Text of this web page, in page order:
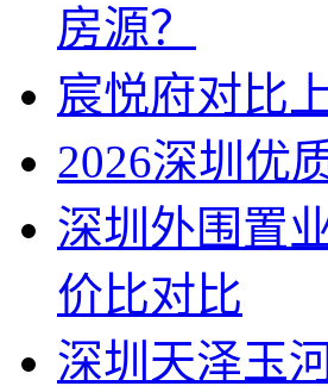
房源？
宸悦府对比
2026深圳优
深圳外围置
价比对比
深圳天泽玉